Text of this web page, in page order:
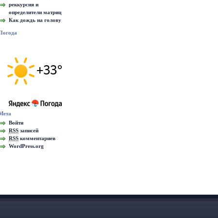
реккурсия и
определители матриц
Как дождь на голову
Войти
RSS записей
RSS комментариев
WordPress.org